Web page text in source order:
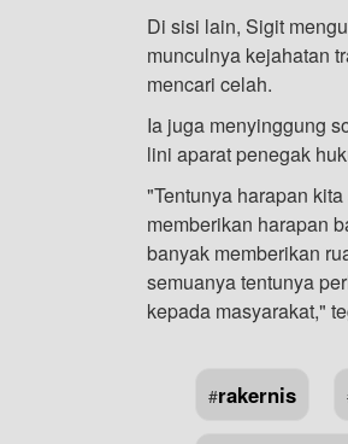
Di sisi lain, Sigit
munculnya kejahatan
mencari celah.
Ia juga menyinggung
lini aparat penegak
"Tentunya harapan
memberikan harapan
banyak memberikan
semuanya tentunya
kepada masyarakat,"
#rakernis